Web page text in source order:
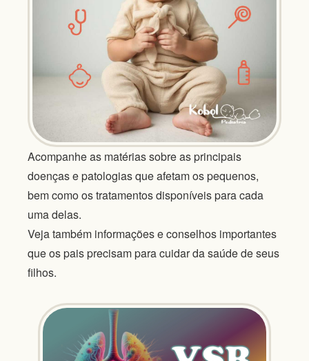
Acompanhe as matérias sobre as principais
doenças e patologias que afetam os pequenos,
bem como os tratamentos disponíveis para cada
uma delas.
Veja também informações e conselhos importantes
que os pais precisam para cuidar da saúde de seus
filhos.